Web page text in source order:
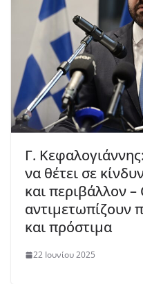
Γ.
να θέτει σε
και περιβάλλον
αντιμετωπίζουν
και πρόστιμα
22 Ιουνίου 2025